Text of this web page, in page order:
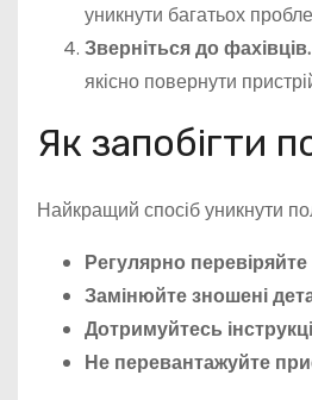
уникнути багатьох
Зверніться до фахівців.
якісно повернути
Як запобігти
Найкращий спосіб уникнути
Регулярно
Замінюйте зношені
Дотримуйтесь
Не перевантажуйте